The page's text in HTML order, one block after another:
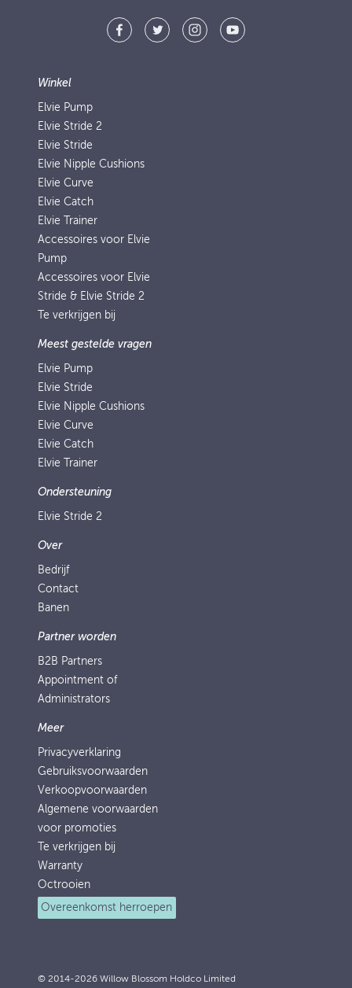
Winkel
Elvie Pump
Elvie Stride 2
Elvie Stride
Elvie Nipple Cushions
Elvie Curve
Elvie Catch
Elvie Trainer
Accessoires voor Elvie
Pump
Accessoires voor Elvie
Stride & Elvie Stride 2
Te verkrijgen bij
Meest gestelde vragen
Elvie Pump
Elvie Stride
Elvie Nipple Cushions
Elvie Curve
Elvie Catch
Elvie Trainer
Ondersteuning
Elvie Stride 2
Over
Bedrijf
Contact
Banen
Partner worden
B2B Partners
Appointment of
Administrators
Meer
Privacyverklaring
Gebruiksvoorwaarden
Verkoopvoorwaarden
Algemene voorwaarden
voor promoties
Te verkrijgen bij
Warranty
Octrooien
Overeenkomst herroepen
© 2014-2026 Willow Blossom Holdco Limited